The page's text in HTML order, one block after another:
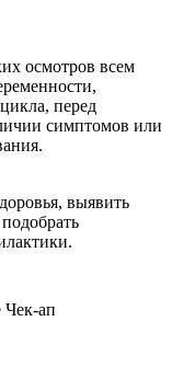
осмотров всем
перед
симптомов или
выявить
Чек-ап